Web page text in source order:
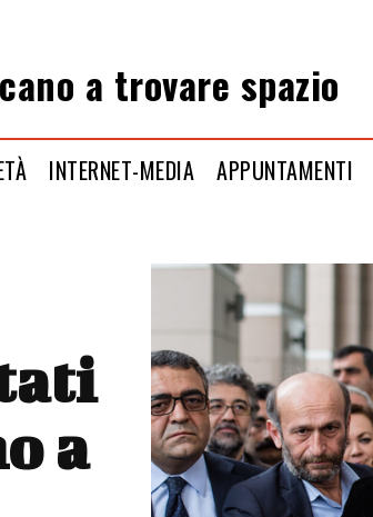
a trovare spazio
INTERNET-MEDIA APPUNTAMENTI
a